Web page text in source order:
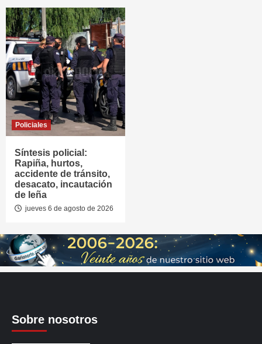
Policiales
Síntesis policial:
Rapiña, hurtos,
accidente de tránsito,
desacato, incautación
de leña
jueves 6 de agosto de 2026
Sobre nosotros